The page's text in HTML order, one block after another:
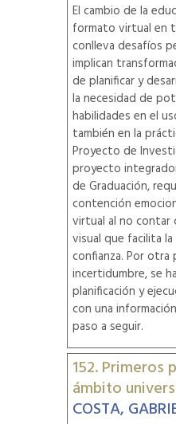
El cambio de la
formato virtual en
conlleva desafíos
implican
de planificar y
la necesidad de
habilidades en el
también en la
Proyecto de
proyecto
de Graduación,
contención
virtual al no
visual que facilita
confianza. Por otra
incertidumbre, se
planificación y
con una
paso a seguir.
152. Primeros
ámbito
COSTA,